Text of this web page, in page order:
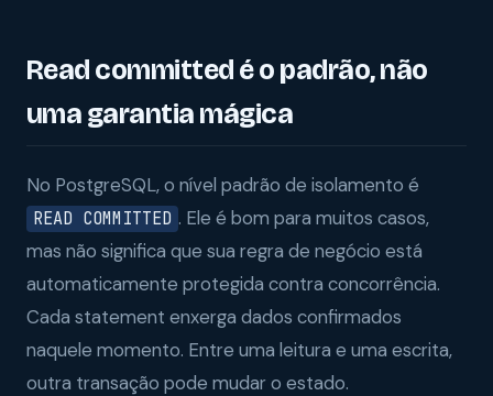
Read committed é o padrão, não
uma garantia mágica
No PostgreSQL, o nível padrão de isolamento é
READ COMMITTED . Ele é bom para muitos casos,
mas não significa que sua regra de negócio está
automaticamente protegida contra concorrência.
Cada statement enxerga dados confirmados
naquele momento. Entre uma leitura e uma escrita,
outra transação pode mudar o estado.